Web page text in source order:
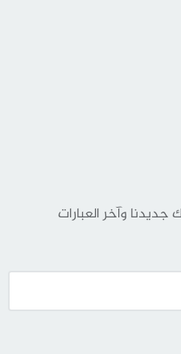
جديدنا وآخر العبارات